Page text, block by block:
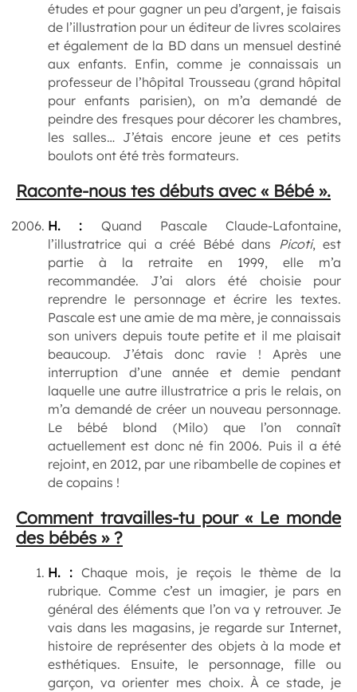
études et pour gagner un peu d’argent, je faisais
de l’illustration pour un éditeur de livres scolaires
et également de la BD dans un mensuel destiné
aux enfants. Enfin, comme je connaissais un
professeur de l’hôpital Trousseau (grand hôpital
pour enfants parisien), on m’a demandé de
peindre des fresques pour décorer les chambres,
les salles… J’étais encore jeune et ces petits
boulots ont été très formateurs.
Raconte-nous tes débuts avec « Bébé ».
H. : Quand Pascale Claude-Lafontaine,
l’illustratrice qui a créé Bébé dans Picoti, est
partie à la retraite en 1999, elle m’a
recommandée. J’ai alors été choisie pour
reprendre le personnage et écrire les textes.
Pascale est une amie de ma mère, je connaissais
son univers depuis toute petite et il me plaisait
beaucoup. J’étais donc ravie ! Après une
interruption d’une année et demie pendant
laquelle une autre illustratrice a pris le relais, on
m’a demandé de créer un nouveau personnage.
Le bébé blond (Milo) que l’on connaît
actuellement est donc né fin 2006. Puis il a été
rejoint, en 2012, par une ribambelle de copines et
de copains !
Comment travailles-tu pour « Le monde
des bébés » ?
H. :Chaque mois, je reçois le thème de la
rubrique. Comme c’est un imagier, je pars en
général des éléments que l’on va y retrouver. Je
vais dans les magasins, je regarde sur Internet,
histoire de représenter des objets à la mode et
esthétiques. Ensuite, le personnage, fille ou
garçon, va orienter mes choix. À ce stade, je